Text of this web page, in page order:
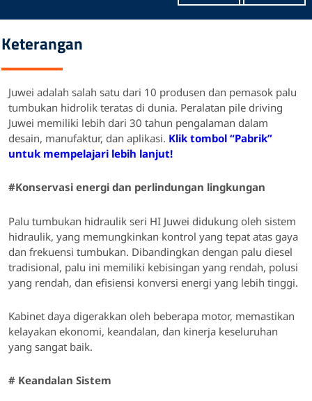
Keterangan
Juwei adalah salah satu dari 10 produsen dan pemasok palu
tumbukan hidrolik teratas di dunia. Peralatan pile driving
Juwei memiliki lebih dari 30 tahun pengalaman dalam
desain, manufaktur, dan aplikasi. Klik tombol “Pabrik”
untuk mempelajari lebih lanjut!
#Konservasi energi dan perlindungan lingkungan
Palu tumbukan hidraulik seri HI Juwei didukung oleh sistem
hidraulik, yang memungkinkan kontrol yang tepat atas gaya
dan frekuensi tumbukan. Dibandingkan dengan palu diesel
tradisional, palu ini memiliki kebisingan yang rendah, polusi
yang rendah, dan efisiensi konversi energi yang lebih tinggi.
Kabinet daya digerakkan oleh beberapa motor, memastikan
kelayakan ekonomi, keandalan, dan kinerja keseluruhan
yang sangat baik.
# Keandalan Sistem